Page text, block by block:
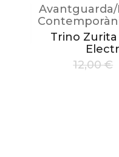
Trino
12,00€